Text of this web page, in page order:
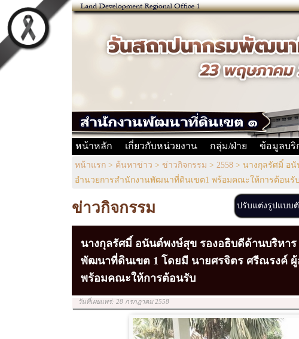
หน้าหลัก เกี่ยวกับหน่วยงาน กลุ่ม/ฝ่าย ข้อมูลบริ
หน้าแรก > ค้นหาข่าว > ข่าวกิจกรรม > 2558 > นางกุลรัศมิ์ อ
อำนวยการสำนักงานพัฒนาที่ดินเขต1 พร้อมคณะให้การต้อนรับ
ข่าวกิจกรรม
นางกุลรัศมิ์ อนันต์พงษ์สุข รองอธิบดีด้านบริหา
พัฒนาที่ดินเขต 1 โดยมี นายศรจิตร ศรีณรงค์
พร้อมคณะให้การต้อนรับ
วันที่เผยแพร่: 28 กรกฎาคม 2558
ปรับแต่งรูปแบบ